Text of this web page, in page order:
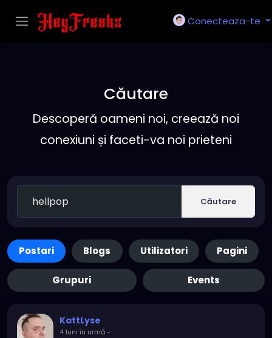
Conecteaza-te
Căutare
Descoperă oameni noi, creează noi
conexiuni și faceti-va noi prieteni
Căutare
Postari Blogs Utilizatori Pagini
Grupuri Events
KattLyse
4 luni în urmă-